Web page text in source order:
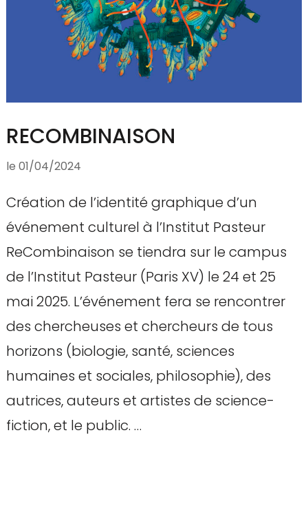
RECOMBINAISON
le 01/04/2024
Création de l’identité graphique d’un
événement culturel à l’Institut Pasteur
ReCombinaison se tiendra sur le campus
de l’Institut Pasteur (Paris XV) le 24 et 25
mai 2025. L’événement fera se rencontrer
des chercheuses et chercheurs de tous
horizons (biologie, santé, sciences
humaines et sociales, philosophie), des
autrices, auteurs et artistes de science-
fiction, et le public. …